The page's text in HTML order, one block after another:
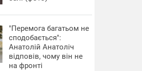
"Перемога багатьом не
сподобається":
Анатолій Анатоліч
відповів, чому він не
на фронті